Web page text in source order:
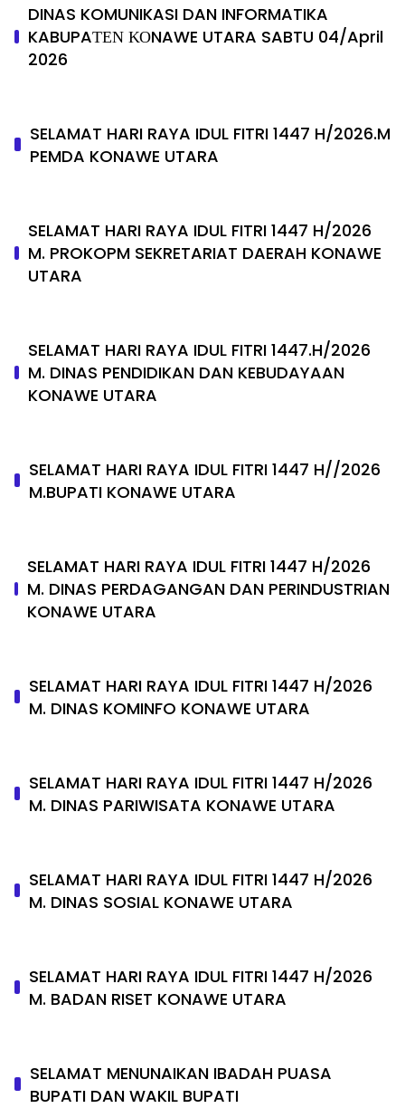
DINAS KOMUNIKASI DAN INFORMATIKA
KABUPAΤΕΝ ΚΟNAWE UTARA SABTU 04/April
2026
SELAMAT HARI RAYA IDUL FITRI 1447 H/2026.M
PEMDA KONAWE UTARA
SELAMAT HARI RAYA IDUL FITRI 1447 H/2026
M. PROKOPM SEKRETARIAT DAERAH KONAWE
UTARA
SELAMAT HARI RAYA IDUL FITRI 1447.H/2026
M. DINAS PENDIDIKAN DAN KEBUDAYAAN
KONAWE UTARA
SELAMAT HARI RAYA IDUL FITRI 1447 H//2026
M.BUPATI KONAWE UTARA
SELAMAT HARI RAYA IDUL FITRI 1447 H/2026
M. DINAS PERDAGANGAN DAN PERINDUSTRIAN
KONAWE UTARA
SELAMAT HARI RAYA IDUL FITRI 1447 H/2026
M. DINAS KOMINFO KONAWE UTARA
SELAMAT HARI RAYA IDUL FITRI 1447 H/2026
M. DINAS PARIWISATA KONAWE UTARA
SELAMAT HARI RAYA IDUL FITRI 1447 H/2026
M. DINAS SOSIAL KONAWE UTARA
SELAMAT HARI RAYA IDUL FITRI 1447 H/2026
M. BADAN RISET KONAWE UTARA
SELAMAT MENUNAIKAN IBADAH PUASA
BUPATI DAN WAKIL BUPATI